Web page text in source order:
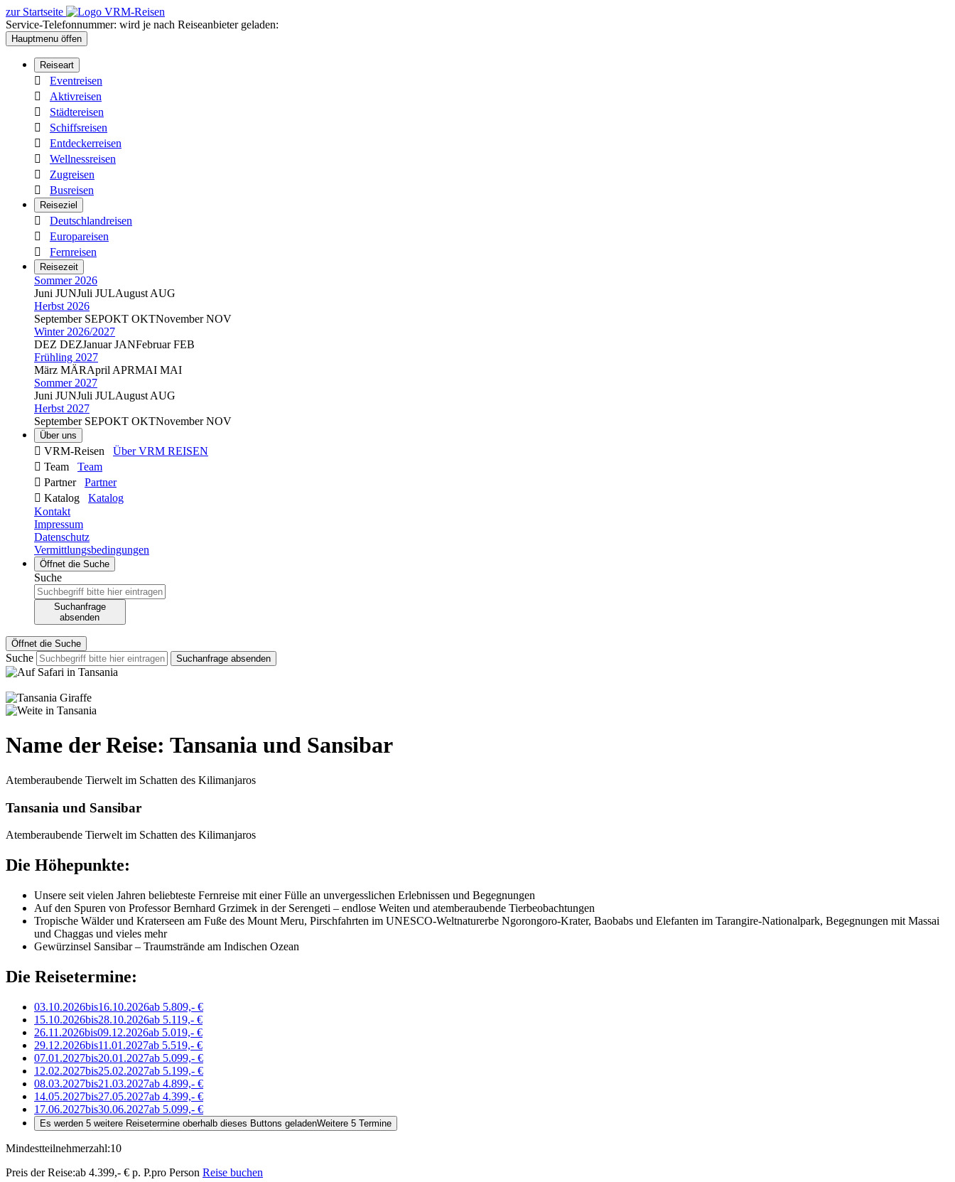
Sprunglink
zum
Inhalt
Sprunglink
zur
Footernavigation
zur Startseite
Service-Telefonnummer: wird je nach Reiseanbieter geladen:
Hauptmenu öffen
Reiseart

Eventreisen

Aktivreisen

Städtereisen

Schiffsreisen

Entdeckerreisen

Wellnessreisen

Zugreisen

Busreisen
Reiseziel

Deutschlandreisen

Europareisen

Fernreisen
Reisezeit
Sommer 2026
Juni JUNJuli JULAugust AUG
Herbst 2026
September SEPOKT OKTNovember NOV
Winter 2026/2027
DEZ DEZJanuar JANFebruar FEB
Frühling 2027
März MÄRApril APRMAI MAI
Sommer 2027
Juni JUNJuli JULAugust AUG
Herbst 2027
September SEPOKT OKTNovember NOV
Über uns
 VRM-Reisen
Über VRM REISEN
 Team
Team
 Partner
Partner
 Katalog
Katalog
Kontakt
Impressum
Datenschutz
Vermittlungsbedingungen
Öffnet die Suche
Suche
Suchanfrage
absenden
Öffnet die Suche
Suche Suchanfrage absenden
Name der Reise: Tansania und Sansibar
Atemberaubende Tierwelt im Schatten des Kilimanjaros
Tansania und Sansibar
Atemberaubende Tierwelt im Schatten des Kilimanjaros
Die Höhepunkte:
Unsere seit vielen Jahren beliebteste Fernreise mit einer Fülle an unvergesslichen Erlebnissen und Begegnungen
Auf den Spuren von Professor Bernhard Grzimek in der Serengeti – endlose Weiten und atemberaubende Tierbeobachtungen
Tropische Wälder und Kraterseen am Fuße des Mount Meru, Pirschfahrten im UNESCO-Weltnaturerbe Ngorongoro-Krater, Baobabs und Elefanten im Tarangire-Nationalpark, Begegnungen mit Massai
und Chaggas und vieles mehr
Gewürzinsel Sansibar – Traumstrände am Indischen Ozean
Die Reisetermine:
03.10.2026bis16.10.2026ab 5.809,- €
15.10.2026bis28.10.2026ab 5.119,- €
26.11.2026bis09.12.2026ab 5.019,- €
29.12.2026bis11.01.2027ab 5.519,- €
07.01.2027bis20.01.2027ab 5.099,- €
12.02.2027bis25.02.2027ab 5.199,- €
08.03.2027bis21.03.2027ab 4.899,- €
14.05.2027bis27.05.2027ab 4.399,- €
17.06.2027bis30.06.2027ab 5.099,- €
Es werden 5 weitere Reisetermine oberhalb dieses Buttons geladenWeitere 5 Termine
Mindestteilnehmerzahl:10
Preis der Reise:ab 4.399,- € p. P.pro Person Reise buchen